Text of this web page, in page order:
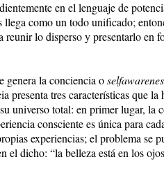
en el lenguaje de
como un todo unificado;
reunir lo disperso y presentarlo en
genera la conciencia o
presenta tres características que la
universo total: en primer lugar, la
consciente es única para
experiencias; el problema se
el dicho: “la belleza está en los